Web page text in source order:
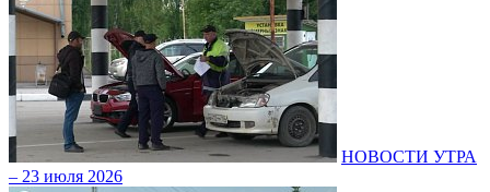
НОВОСТИ УТРА
– 23 июля 2026